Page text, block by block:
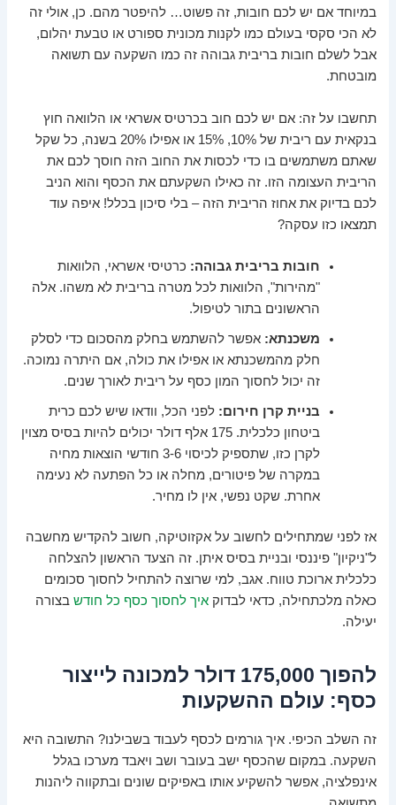
במיוחד אם יש לכם חובות, זה פשוט… להיפטר מהם. כן, אולי זה
לא הכי סקסי בעולם כמו לקנות מכונית ספורט או טבעת יהלום,
אבל לשלם חובות בריבית גבוהה זה כמו השקעה עם תשואה
מובטחת.
תחשבו על זה: אם יש לכם חוב בכרטיס אשראי או הלוואה חוץ
בנקאית עם ריבית של 10%, 15% או אפילו 20% בשנה, כל שקל
שאתם משתמשים בו כדי לכסות את החוב הזה חוסך לכם את
הריבית העצומה הזו. זה כאילו השקעתם את הכסף והוא הניב
לכם בדיוק את אחוז הריבית הזה – בלי סיכון בכלל! איפה עוד
תמצאו כזו עסקה?
חובות בריבית גבוהה: כרטיסי אשראי, הלוואות
"מהירות", הלוואות לכל מטרה בריבית לא משהו. אלה
הראשונים בתור לטיפול.
משכנתא: אפשר להשתמש בחלק מהסכום כדי לסלק
חלק מהמשכנתא או אפילו את כולה, אם היתרה נמוכה.
זה יכול לחסוך המון כסף על ריבית לאורך שנים.
בניית קרן חירום: לפני הכל, וודאו שיש לכם כרית
ביטחון כלכלית. 175 אלף דולר יכולים להיות בסיס מצוין
לקרן כזו, שתספיק לכיסוי 3-6 חודשי הוצאות מחיה
במקרה של פיטורים, מחלה או כל הפתעה לא נעימה
אחרת. שקט נפשי, אין לו מחיר.
אז לפני שמתחילים לחשוב על אקזוטיקה, חשוב להקדיש מחשבה
ל"ניקיון" פיננסי ובניית בסיס איתן. זה הצעד הראשון להצלחה
כלכלית ארוכת טווח. אגב, למי שרוצה להתחיל לחסוך סכומים
כאלה מלכתחילה, כדאי לבדוקאיך לחסוך כסף כל חודש בצורה
יעילה.
להפוך 175,000 דולר למכונה לייצור
כסף: עולם ההשקעות
זה השלב הכיפי. איך גורמים לכסף לעבוד בשבילנו? התשובה היא
השקעה. במקום שהכסף ישב בעובר ושב ויאבד מערכו בגלל
אינפלציה, אפשר להשקיע אותו באפיקים שונים ובתקווה ליהנות